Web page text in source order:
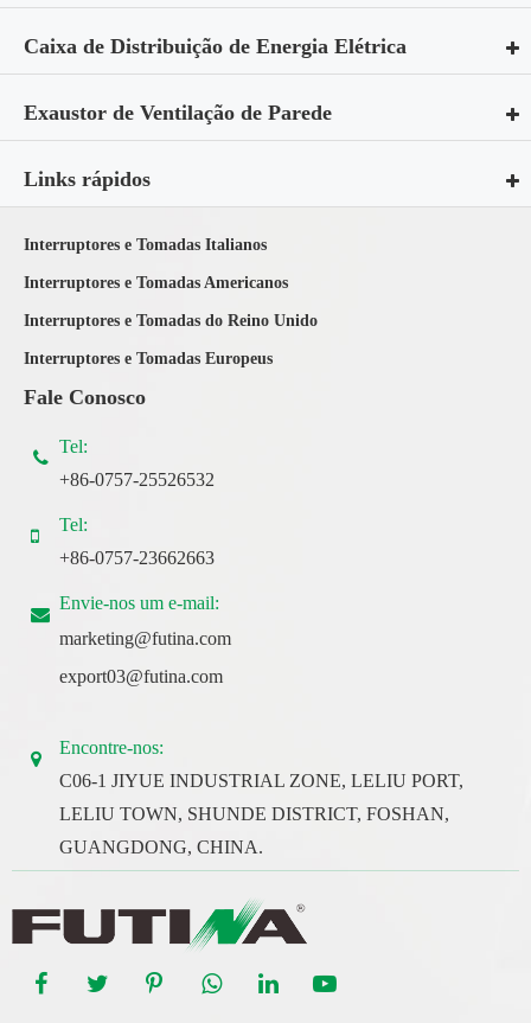
Caixa de Distribuição de Energia Elétrica
Exaustor de Ventilação de Parede
Links rápidos
Interruptores e Tomadas Italianos
Interruptores e Tomadas Americanos
Interruptores e Tomadas do Reino Unido
Interruptores e Tomadas Europeus
Fale Conosco
Tel:
+86-0757-25526532
Tel:
+86-0757-23662663
Envie-nos um e-mail:
marketing@futina.com
export03@futina.com
Encontre-nos:
C06-1 JIYUE INDUSTRIAL ZONE, LELIU PORT,
LELIU TOWN, SHUNDE DISTRICT, FOSHAN,
GUANGDONG, CHINA.